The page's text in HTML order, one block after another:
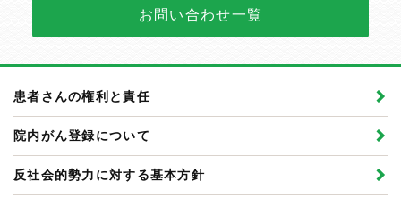
お問い合わせ一覧
患者さんの権利と責任
院内がん登録について
反社会的勢力に対する基本方針